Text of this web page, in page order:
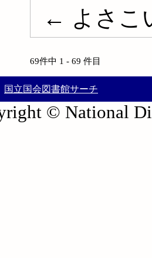
← よさこ
69件中 1 - 69 件目
国立国会図書館サーチ
© National